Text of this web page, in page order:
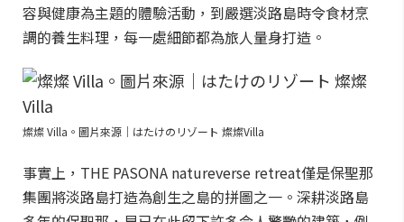
容與健康為主題的體驗活動，到嚴選淡路島時令食材烹
調的養生料理，每一處細節都為旅人量身打造。
燦燦 Villa。圖片來源｜はたけのリゾート 燦燦Villa
事實上，THE PASONA natureverse retreat僅是保聖那
集團將淡路島打造為創生之島的拼圖之一。深耕淡路島